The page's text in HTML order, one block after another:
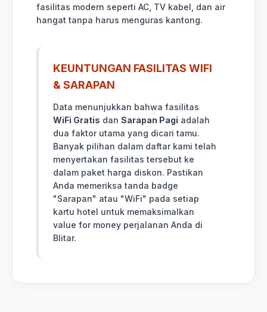
fasilitas modern seperti AC, TV kabel, dan air
hangat tanpa harus menguras kantong.
KEUNTUNGAN FASILITAS WIFI
& SARAPAN
Data menunjukkan bahwa fasilitas
WiFi Gratis dan Sarapan Pagi adalah
dua faktor utama yang dicari tamu.
Banyak pilihan dalam daftar kami telah
menyertakan fasilitas tersebut ke
dalam paket harga diskon. Pastikan
Anda memeriksa tanda badge
"Sarapan" atau "WiFi" pada setiap
kartu hotel untuk memaksimalkan
value for money perjalanan Anda di
Blitar.